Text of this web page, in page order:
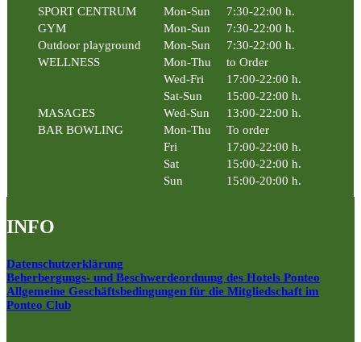
SPORT CENTRUM
Mon-Sun
7:30-22:00 h.
GYM
Mon-Sun
7:30-22:00 h.
Outdoor playground
Mon-Sun
7:30-22:00 h.
WELLNESS
Mon-Thu
to Order
Wed-Fri
17:00-22:00 h.
Sat-Sun
15:00-22:00 h.
MASAGES
Wed-Sun
13:00-22:00 h.
BAR BOWLING
Mon-Thu
To order
Fri
17:00-22:00 h.
Sat
15:00-22:00 h.
Sun
15:00-20:00 h.
INFO
Datenschutzerklärung
Beherbergungs- und Beschwerdeordnung des Hotels Ponteo
Allgemeine Geschäftsbedingungen für die Mitgliedschaft im
Ponteo Club